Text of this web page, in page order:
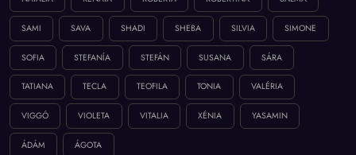
SAMI SAVA SHADI SHEBA SILVIA SIMONE
SOFIA STEFANÍA STEFÁN SUSANA SÁRA
TATIANA TECLA TEOFILA TONIA VALÉRIA
VIGGÓ VIOLETA VITALIA XÉNIA YASAMIN
ÁDÁM ÁGOTA